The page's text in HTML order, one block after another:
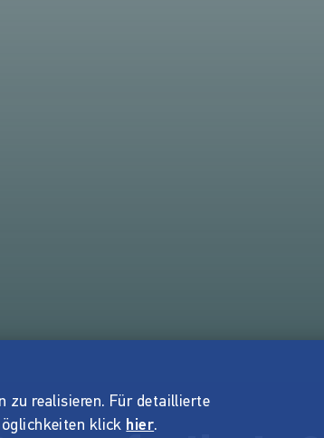
zu realisieren. Für detaillierte
klick hier.